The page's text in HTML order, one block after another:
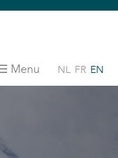
Menu NL FR EN